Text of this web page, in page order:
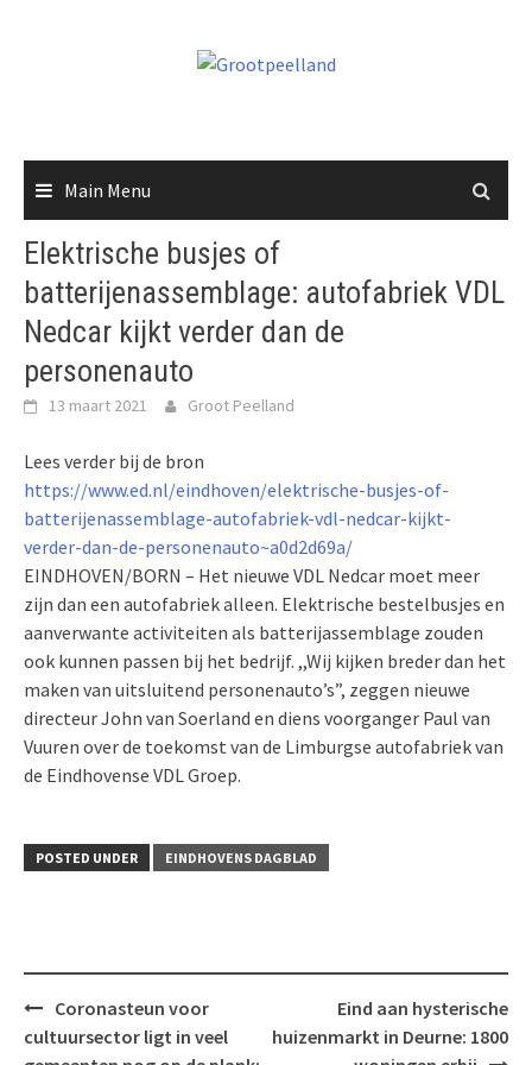
Main Menu
Elektrische busjes of
batterijenassemblage: autofabriek VDL
Nedcar kijkt verder dan de
personenauto
13 maart 2021 Groot Peelland
Lees verder bij de bron
https://www.ed.nl/eindhoven/elektrische-busjes-of-
batterijenassemblage-autofabriek-vdl-nedcar-kijkt-
verder-dan-de-personenauto~a0d2d69a/
EINDHOVEN/BORN – Het nieuwe VDL Nedcar moet meer
zijn dan een autofabriek alleen. Elektrische bestelbusjes en
aanverwante activiteiten als batterijassemblage zouden
ook kunnen passen bij het bedrijf. ,,Wij kijken breder dan het
maken van uitsluitend personenauto’s”, zeggen nieuwe
directeur John van Soerland en diens voorganger Paul van
Vuuren over de toekomst van de Limburgse autofabriek van
de Eindhovense VDL Groep.
POSTED UNDER EINDHOVENS DAGBLAD
Post
navigation
Coronasteun voor
cultuursector ligt in veel
Eind aan hysterische
huizenmarkt in Deurne: 1800